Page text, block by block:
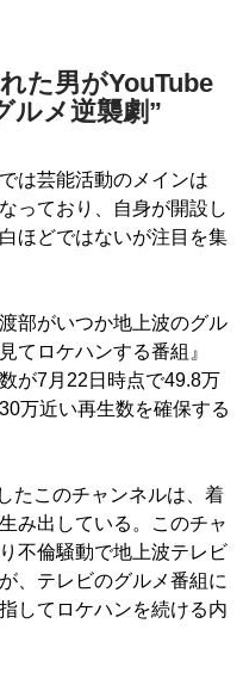
た男がYouTube
ルメ逆襲劇”
は芸能活動のメインは
っており、自身が開設し
ほどではないが注目を集
部がいつか地上波のグル
てロケハンする番組』
が7月22日時点で49.8万
万近い再生数を確保する
たこのチャンネルは、着
み出している。このチャ
不倫騒動で地上波テレビ
、テレビのグルメ番組に
してロケハンを続ける内